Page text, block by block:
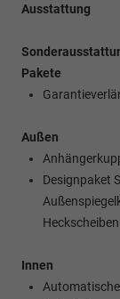
Ausstattung
Pakete
Außen
Designpaket
Innen